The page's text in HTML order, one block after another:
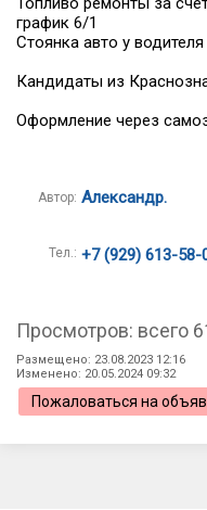
график 6/1
Стоянка авто у
Кандидаты из
Оформление через
Автор: Александр.
Тел.: +7 (929) 613-58-
Просмотров: всего
Размещено: 23.08.2023 12:16
Изменено: 20.05.2024 09:32
Пожаловаться на